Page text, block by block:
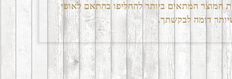
את המוצר המתאים ביותר להחליפו בהתאם לאופי
דומה לבקשתך.